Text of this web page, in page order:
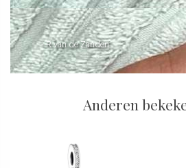
- R van de Zanden
Anderen